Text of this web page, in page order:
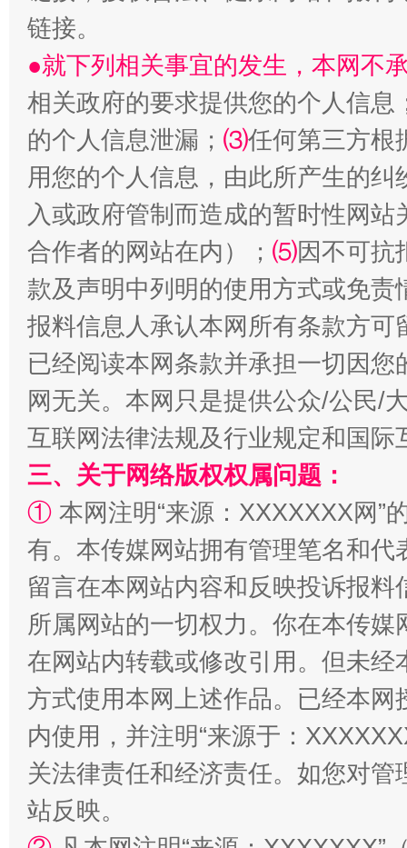
漫山遍野的桃花与雪山、麦地、白藏房 除
招工难、用工荒背后
链接。
●就下列相关事宜的发生，本网不
相关政府的要求提供您的个人信息
的个人信息泄漏； ⑶任何第三方根
用您的个人信息，由此所产生的纠
入或政府管制而造成的暂时性网
合作者的网站在内）； ⑸因不可抗
款及声明中列明的使用方式或免责
报料信息人承认本网所有条款方
已经阅读本网条款并承担一切因
网无关。本网只是提供公众/公民/
互联网法律法规及行业规定和国
三、关于网络版权权属问题：
① 本网注明“来源：XXXXXXX网”
有。本传媒网站拥有管理笔名和
留言在本网站内容和反映投诉报
所属网站的一切权力。你在本传
在网站内转载或修改引用。但未
方式使用本网上述作品。已经本
内使用，并注明“来源于：
关法律责任和经济责任。如您对
站反映。